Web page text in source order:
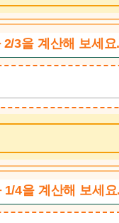
3을 계산해 보세요
4을 계산해 보세